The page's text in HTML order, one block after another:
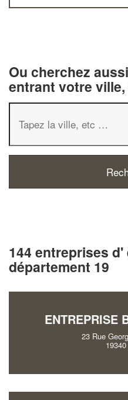
Ou cherchez
entrant votre
144 entreprises
département 19
ENTREPRISE
23 Rue